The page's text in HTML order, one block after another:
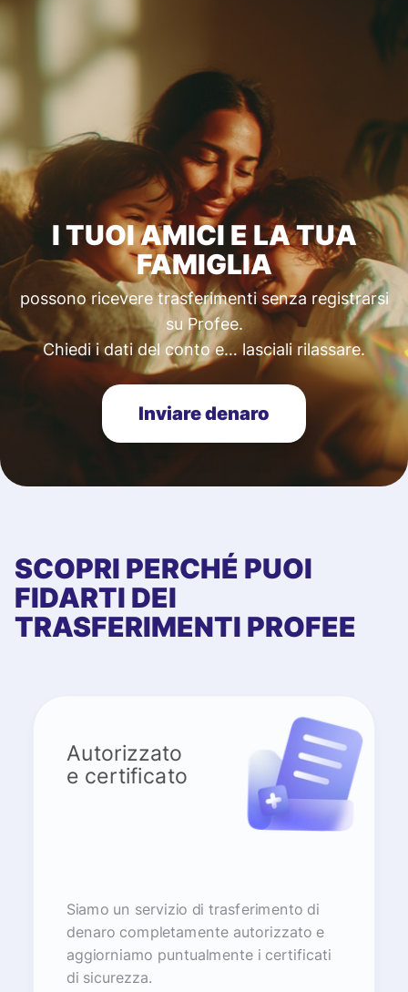
I TUOI AMICI E LA TUA
FAMIGLIA
possono ricevere trasferimenti senza registrarsi
su Profee.
Chiedi i dati del conto e… lasciali rilassare.
Inviare denaro
SCOPRI PERCHÉ PUOI
FIDARTI DEI
TRASFERIMENTI PROFEE
Autorizzato
e certificato
Siamo un servizio di trasferimento di
denaro completamente autorizzato e
aggiorniamo puntualmente i certificati
di sicurezza.